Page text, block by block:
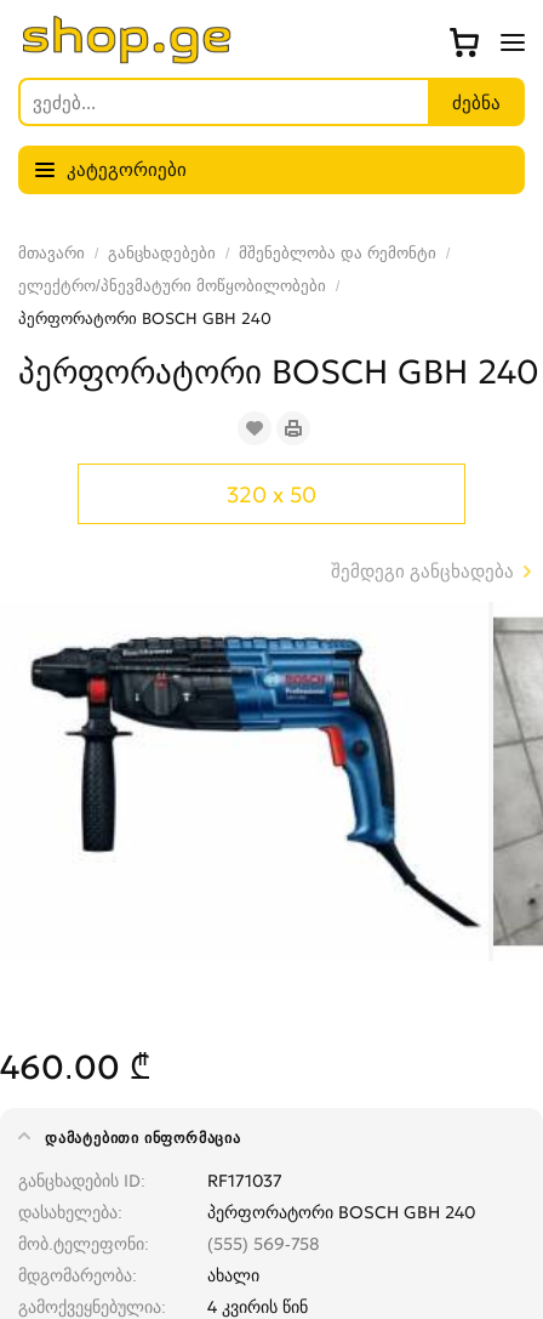
კატეგორიები
მთავარი განცხადებები
მშენებლობა და რემონტი
ელექტრო/პნევმატური მოწყობილობები
პერფორატორი BOSCH GBH 240
პერფორატორი BOSCH GBH 240
320 x 50
შემდეგი განცხადება
460.00 ₾
ᲓᲐᲛᲐᲢᲔᲑᲘᲗᲘ ᲘᲜᲤᲝᲠᲛᲐᲪᲘᲐ
განცხადების ID
RF171037
დასახელება
პერფორატორი BOSCH GBH 240
მობ.ტელეფონი
(555) 569-758
მდგომარეობა
ახალი
გამოქვეყნებულია
4 კვირის წინ